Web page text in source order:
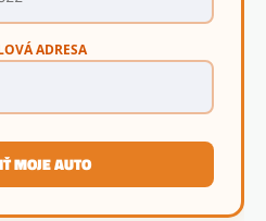
ADRESA
MOJE AUTO